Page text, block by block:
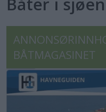
BÅTMAGASINET